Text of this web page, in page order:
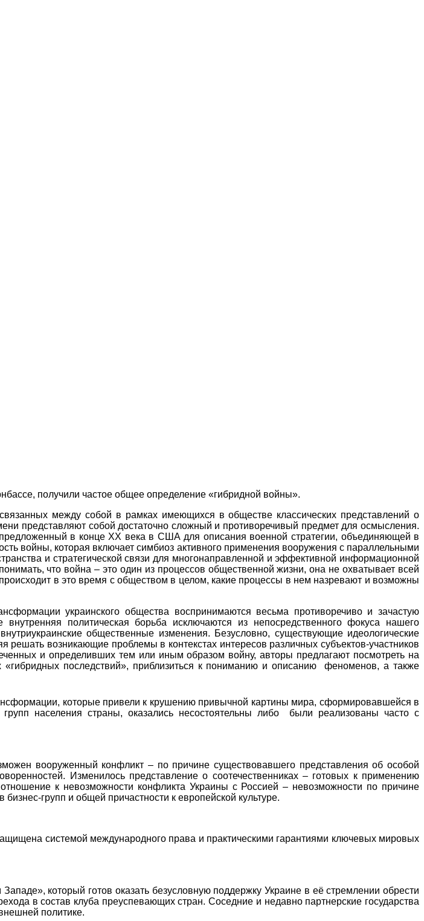
получили частое общее определение «гибридной войны».
между собой в рамках имеющихся в обществе классических представлений о
представляют собой достаточно сложный и противоречивый предмет для осмысления.
в концеXX века в США для описания военной стратегии, объединяющей в
войны, которая включает симбиоз активного применения вооружения с параллельными
и стратегической связи для многонаправленной и эффективной информационной
что война – это один из процессов общественной жизни, она не охватывает всей
в это время с обществом в целом, какие процессы в нем назревают и возможны
украинского общества воспринимаются весьма противоречиво и зачастую
политическая борьба исключаются из непосредственного фокуса нашего
cкие общественные изменения. Безусловно, существующие идеологические
возникающие проблемы в контекстах интересов различных субъектов-участников
и определивших тем или иным образом войну, авторы предлагают посмотреть на
последствий», приблизиться к пониманию и описанию
феноменов, а также
которые привели к крушению привычной картины мира, сформировавшейся в
населения страны, оказались несостоятельны либо
были реализованы часто с
конфликт – по причине существовавшего представления об особой
Изменилось представление о соотечественниках – готовых к применению
к невозможности конфликта Украины с Россией – невозможности по причине
групп и общей причастности к европейской культуре.
системой международного права и практическими гарантиями ключевых мировых
готов оказать безусловную поддержку Украине в её стремлении обрести
в состав клуба преуспевающих стран. Соседние и недавно партнерские государства
политике.